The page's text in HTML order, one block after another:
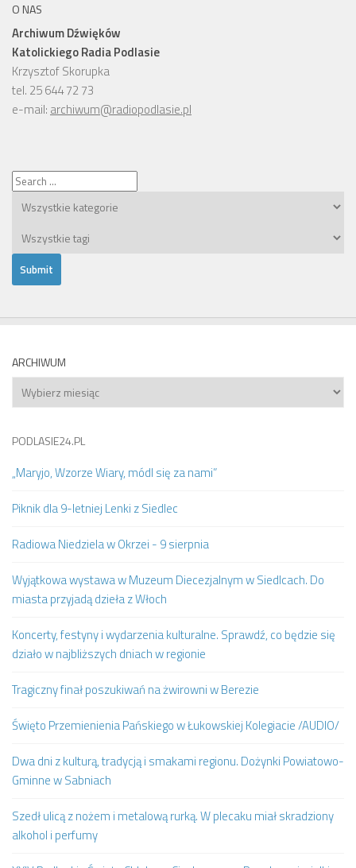
O NAS
Archiwum Dźwięków
Katolickiego Radia Podlasie
Krzysztof Skorupka
tel. 25 644 72 73
e-mail: archiwum@radiopodlasie.pl
ARCHIWUM
Archiwum
PODLASIE24.PL
„Maryjo, Wzorze Wiary, módl się za nami”
Piknik dla 9-letniej Lenki z Siedlec
Radiowa Niedziela w Okrzei - 9 sierpnia
Wyjątkowa wystawa w Muzeum Diecezjalnym w Siedlcach. Do
miasta przyjadą dzieła z Włoch
Koncerty, festyny i wydarzenia kulturalne. Sprawdź, co będzie się
działo w najbliższych dniach w regionie
Tragiczny finał poszukiwań na żwirowni w Berezie
Święto Przemienienia Pańskiego w Łukowskiej Kolegiacie /AUDIO/
Dwa dni z kulturą, tradycją i smakami regionu. Dożynki Powiatowo-
Gminne w Sabniach
Szedł ulicą z nożem i metalową rurką. W plecaku miał skradziony
alkohol i perfumy